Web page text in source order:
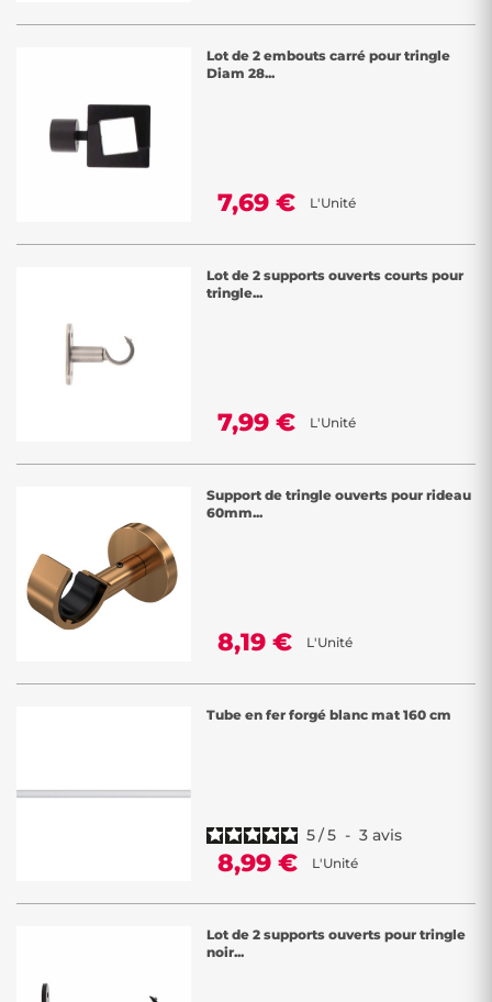
Lot de 2 embouts carré pour tringle
Diam 28...
7,69 € L'Unité
Lot de 2 supports ouverts courts pour
tringle...
7,99 € L'Unité
Support de tringle ouverts pour rideau
60mm...
8,19 € L'Unité
Tube en fer forgé blanc mat 160 cm
5/5 - 3 avis
8,99 € L'Unité
Lot de 2 supports ouverts pour tringle
noir...